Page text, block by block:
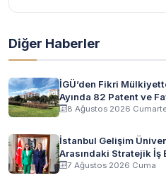
Diğer Haberler
İGÜ’den Fikri
Ayında 82 Patent ve
8 Ağustos 2026
İstanbul Gelişim
Arasındaki Stratejik İş
7 Ağustos 2026 Cuma